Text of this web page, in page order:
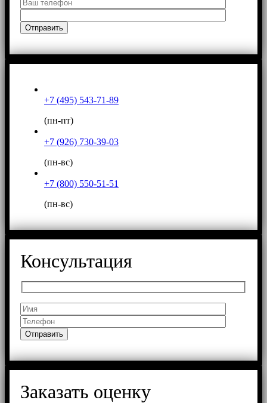
+7 (495) 543-71-89
(пн-пт)
+7 (926) 730-39-03
(пн-вс)
+7 (800) 550-51-51
(пн-вс)
Консультация
Заказать оценку